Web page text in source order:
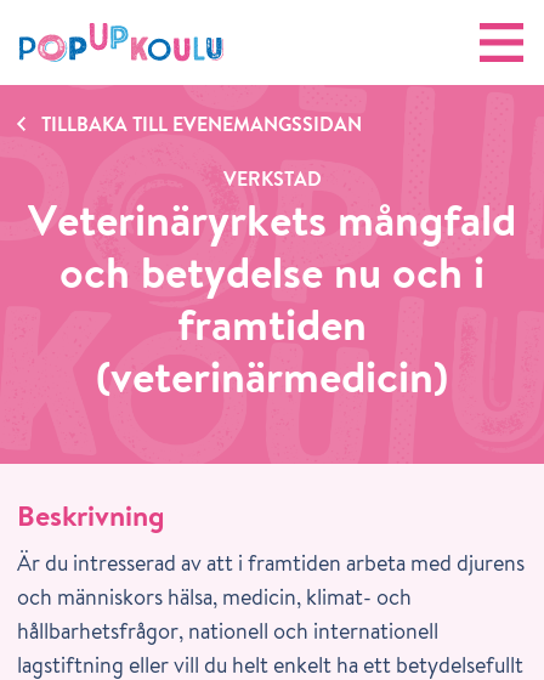
TILLBAKA TILL EVENEMANGSSIDAN
VERKSTAD
Veterinäryrkets mångfald
och betydelse nu och i
framtiden
(veterinärmedicin)
Beskrivning
Är du intresserad av att i framtiden arbeta med djurens
och människors hälsa, medicin, klimat- och
hållbarhetsfrågor, nationell och internationell
lagstiftning eller vill du helt enkelt ha ett betydelsefullt